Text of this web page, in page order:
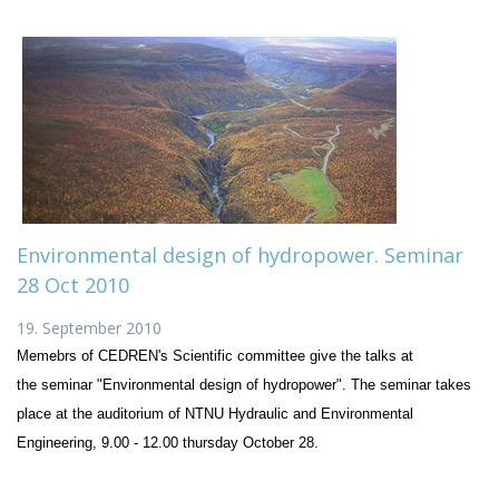
Environmental design of hydropower. Seminar
28 Oct 2010
19. September 2010
Memebrs of CEDREN's Scientific committee give the talks at
the seminar "Environmental design of hydropower". The seminar takes
place at the auditorium of NTNU Hydraulic and Environmental
Engineering, 9.00 - 12.00 thursday October 28.